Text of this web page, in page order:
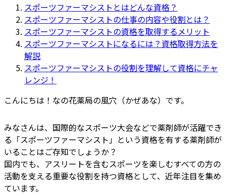
スポーツファーマシストとはどんな資格？
スポーツファーマシストの仕事の内容や役割とは？
スポーツファーマシストの資格を取得するメリット
スポーツファーマシストになるには？資格取得方法を
解説
スポーツファーマシストの役割を理解して資格にチャ
レンジ！
こんにちは！なの花薬局の風穴（かぜあな）です。
みなさんは、国際的なスポーツ大会などで薬剤師が活躍でき
る「スポーツファーマシスト」という資格を有する薬剤師が
いることはご存知でしょうか？
国内でも、アスリートを含むスポーツを楽しむすべての方の
活動を支える重要な役割を持つ資格として、近年注目を集め
ています。